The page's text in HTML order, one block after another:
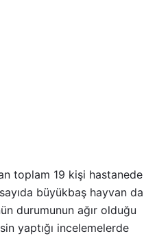
toplam 19 kişi hastanede
büyükbaş hayvan da
durumunun ağır olduğu
yaptığı incelemelerde